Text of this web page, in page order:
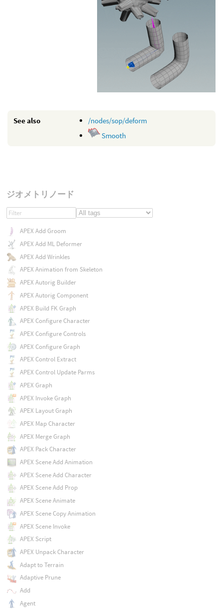
See also
/nodes/sop/deform
Smooth
ジオメトリノード
APEX Add Groom
APEX Add ML Deformer
APEX Add Wrinkles
APEX Animation from Skeleton
APEX Autorig Builder
APEX Autorig Component
APEX Build FK Graph
APEX Configure Character
APEX Configure Controls
APEX Configure Graph
APEX Control Extract
APEX Control Update Parms
APEX Graph
APEX Invoke Graph
APEX Layout Graph
APEX Map Character
APEX Merge Graph
APEX Pack Character
APEX Scene Add Animation
APEX Scene Add Character
APEX Scene Add Prop
APEX Scene Animate
APEX Scene Copy Animation
APEX Scene Invoke
APEX Script
APEX Unpack Character
Adapt to Terrain
Adaptive Prune
Add
Agent